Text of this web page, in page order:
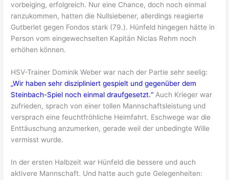
vorbeiging, erfolgreich. Nur eine Chance, doch noch einmal
ranzukommen, hatten die Nullsiebener, allerdings reagierte
Gutberlet gegen Fondos stark (79.). Hünfeld hingegen hätte in
Person vom eingewechselten Kapitän Niclas Rehm noch
erhöhen können.
HSV-Trainer Dominik Weber war nach der Partie sehr seelig:
„Wir haben sehr diszipliniert gespielt und gegenüber dem
Steinbach-Spiel noch einmal draufgesetzt.“ Auch Krieger war
zufrieden, sprach von einer tollen Mannschaftsleistung und
versprach eine feuchtfröhliche Heimfahrt. Eschwege war die
Enttäuschung anzumerken, gerade weil der unbedingte Wille
vermisst wurde.
In der ersten Halbzeit war Hünfeld die bessere und auch
aktivere Mannschaft. Und hatte auch gute Gelegenheiten: